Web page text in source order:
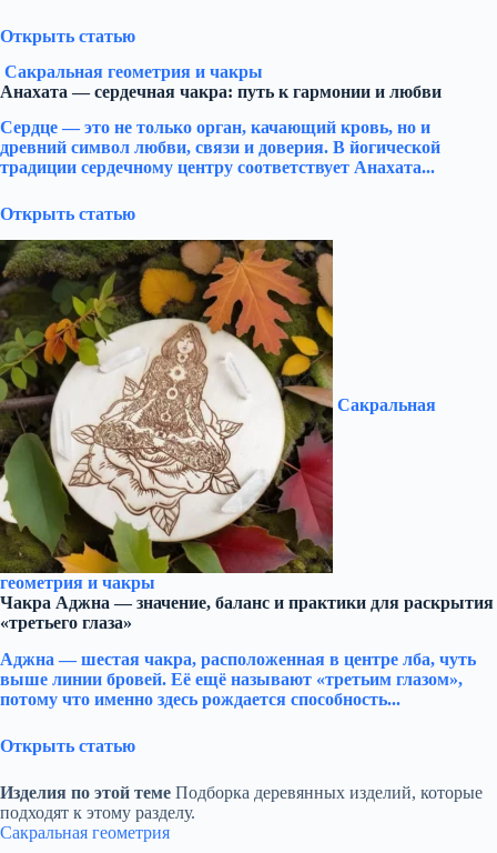
Открыть статью
Сакральная геометрия и чакры
Анахата — сердечная чакра: путь к гармонии и любви
Сердце — это не только орган, качающий кровь, но и
древний символ любви, связи и доверия. В йогической
традиции сердечному центру соответствует Анахата...
Открыть статью
Сакральная
геометрия и чакры
Чакра Аджна — значение, баланс и практики для раскрытия
«третьего глаза»
Аджна — шестая чакра, расположенная в центре лба, чуть
выше линии бровей. Её ещё называют «третьим глазом»,
потому что именно здесь рождается способность...
Открыть статью
Изделия по этой теме Подборка деревянных изделий, которые
подходят к этому разделу.
Сакральная геометрия